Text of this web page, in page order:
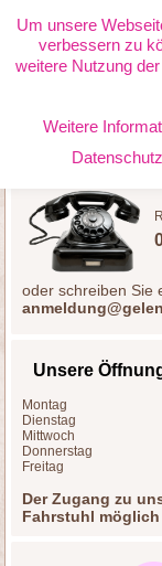
oder schreiben Sie
Unsere
Montag
Dienstag
Mittwoch
Donnerstag
Freitag
Der Zugang zu
Fahrstuhl möglich
Um unsere
verbessern zu
weitere Nutzung
Weitere